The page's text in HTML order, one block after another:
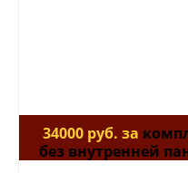
34000 руб. за
без внутренней